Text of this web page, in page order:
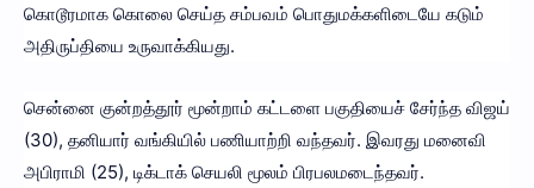
கொடூரமாக கொலை செய்த சம்பவம் பொதுமக்களிடையே கடும்
அதிருப்தியை உருவாக்கியது.
சென்னை குன்றத்தூர் மூன்றாம் கட்டளை பகுதியைச் சேர்ந்த விஜய்
(30), தனியார் வங்கியில் பணியாற்றி வந்தவர். இவரது மனைவி
அபிராமி (25), டிக்டாக் செயலி மூலம் பிரபலமடைந்தவர்.